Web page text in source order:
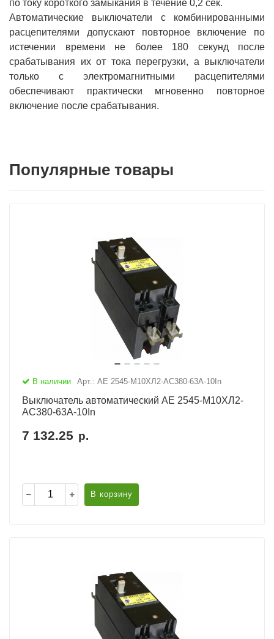
по току короткого замыкания в течение 0,2 сек.
Автоматические выключатели с комбинированными
расцепителями допускают повторное включение по
истечении времени не более 180 секунд после
срабатывания их от тока перегрузки, а выключатели
только с электромагнитными расцепителями
обеспечивают практически мгновенно повторное
включение после срабатывания.
Популярные товары
В наличии Арт.: АЕ 2545-М10ХЛ2-AC380-63А-10In
Выключатель автоматический АЕ 2545-М10ХЛ2-
AC380-63А-10In
7 132.25 р.
В корзину